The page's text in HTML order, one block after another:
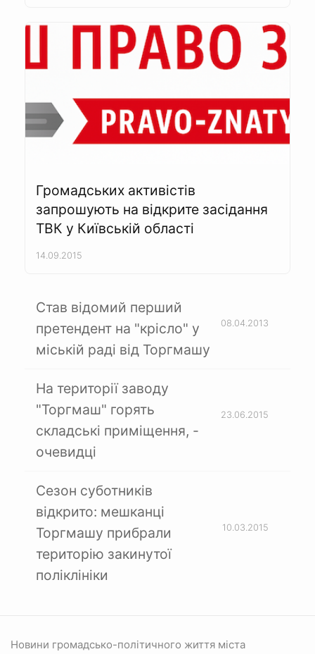
Громадських активістів
запрошують на відкрите засідання
ТВК у Київській області
14.09.2015
Став відомий перший
претендент на "крісло" у
міській раді від Торгмашу
08.04.2013
На території заводу
"Торгмаш" горять
складські приміщення, -
очевидці
23.06.2015
Сезон суботників
відкрито: мешканці
Торгмашу прибрали
територію закинутої
поліклініки
10.03.2015
Новини громадсько-політичного життя міста